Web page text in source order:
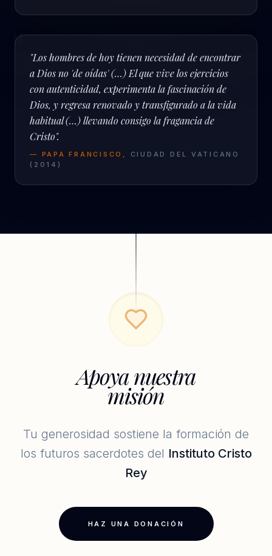
" "Los hombres de hoy tienen necesidad de encontrar
a Dios no 'de oídas' (…) El que vive los ejercicios
con autenticidad, experimenta la fascinación de
Dios, y regresa renovado y transfigurado a la vida
habitual (…) llevando consigo la fragancia de
Cristo".
— PAPA FRANCISCO ,
CIUDAD DEL VATICANO
( 2014 )
Apoya nuestra
misión
Tu generosidad sostiene la formación de
los futuros sacerdotes del Instituto Cristo
Rey
HAZ UNA DONACIÓN